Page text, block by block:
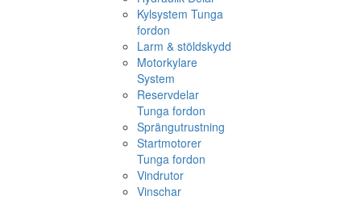
Kylsystem Tunga
fordon
Larm & stöldskydd
Motorkylare
System
Reservdelar
Tunga fordon
Sprängutrustning
Startmotorer
Tunga fordon
Vindrutor
Vinschar